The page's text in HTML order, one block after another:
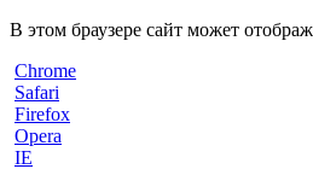
В этом браузере сайт может
Chrome
Safari
Firefox
Opera
IE